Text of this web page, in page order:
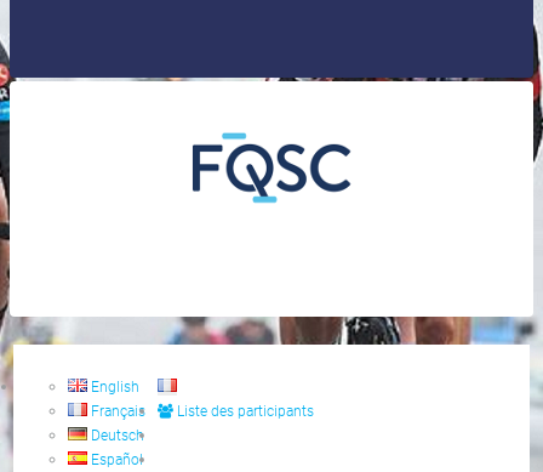
English
Français
Deutsch
Español
Liste des participants